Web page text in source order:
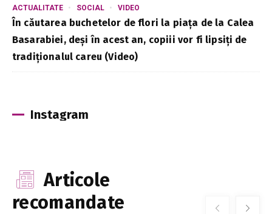
ACTUALITATE SOCIAL VIDEO
În căutarea buchetelor de flori la piața de la Calea
Basarabiei, deși în acest an, copiii vor fi lipsiți de
tradiționalul careu (Video)
Instagram
Articole
recomandate